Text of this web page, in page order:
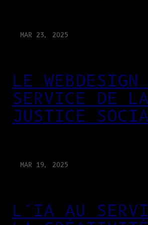
MAR 23, 2025
LE WEBDESIGN
SERVICE DE
JUSTICE
MAR 19, 2025
L’IA AU